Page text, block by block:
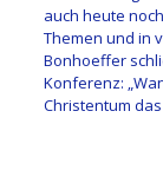
auch heute
Themen und in
Bonhoeffer
Konferenz:
Christentum